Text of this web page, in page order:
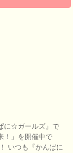
に☆ガールズ』で
！」を開催中で
いつも『かんぱに